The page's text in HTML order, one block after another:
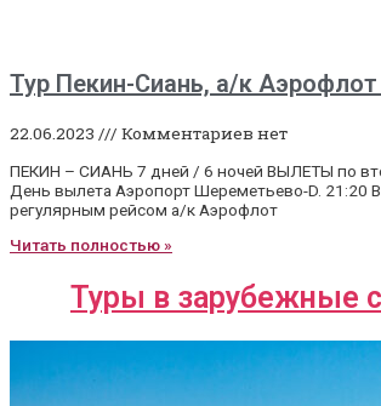
Тур Пекин-Сиань, а/к
22.06.2023 Комментариев нет
ПЕКИН – СИАНЬ 7 дней / 6 ночей ВЫЛЕТЫ по
День вылета Аэропорт Шереметьево-D. 21:20
регулярным рейсом а/к Аэрофлот
Читать полностью »
Туры в зарубежные